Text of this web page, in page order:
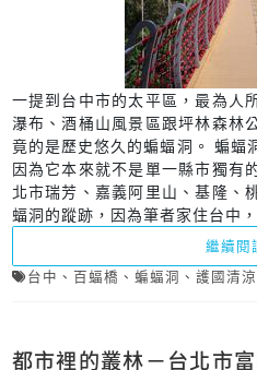
一提到台中市的太平區，最為人
瀑布、酒桶山風景區跟坪林森林
竟的是歷史悠久的蝙蝠洞。 蝙蝠
因為它本來就不是單一縣市獨有
北市瑞芳、嘉義阿里山、基隆、
蝠洞的蹤跡，因為筆者家住台中
繼續閱
台中 、 百蝠橋 、 蝙蝠洞 、 護國清
都市裡的叢林－台北市